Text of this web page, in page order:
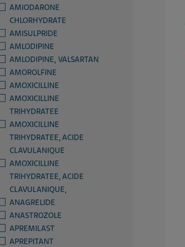
AMIODARONE
CHLORHYDRATE
AMISULPRIDE
AMLODIPINE
AMLODIPINE, VALSARTAN
AMOROLFINE
AMOXICILLINE
AMOXICILLINE
TRIHYDRATEE
AMOXICILLINE
TRIHYDRATEE, ACIDE
CLAVULANIQUE
AMOXICILLINE
TRIHYDRATEE, ACIDE
CLAVULANIQUE,
ANAGRELIDE
ANASTROZOLE
APREMILAST
APREPITANT